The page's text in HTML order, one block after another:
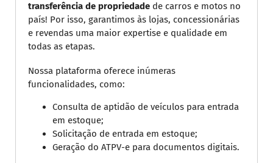
transferência de propriedade de carros e motos no
país! Por isso, garantimos às lojas, concessionárias
e revendas uma maior expertise e qualidade em
todas as etapas.
Nossa plataforma oferece inúmeras
funcionalidades, como:
Consulta de aptidão de veículos para entrada
em estoque;
Solicitação de entrada em estoque;
Geração do ATPV-e para documentos digitais.